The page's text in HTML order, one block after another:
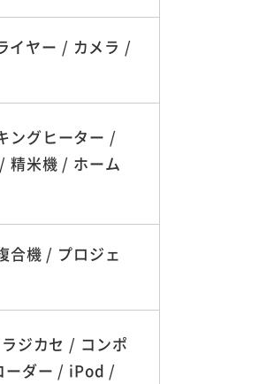
イヤー / カメラ /
ングヒーター /
精米機 / ホーム
合機 / プロジェ
ジカセ / コンポ
ーダー / iPod /